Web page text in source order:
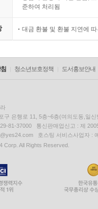
준하여 처리됨
대금 환불 및 환불 지연에
청소년보호정책 도서홍보안내
구 은행로 11, 5층~6층(여의도동,일신
81-37000 통신판매업신고 : 제
호스팅 서비스사업자 :
Corp. All Rights Reserved.